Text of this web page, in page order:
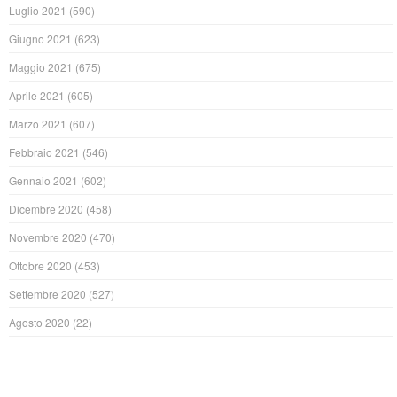
Luglio 2021 (590)
Giugno 2021 (623)
Maggio 2021 (675)
Aprile 2021 (605)
Marzo 2021 (607)
Febbraio 2021 (546)
Gennaio 2021 (602)
Dicembre 2020 (458)
Novembre 2020 (470)
Ottobre 2020 (453)
Settembre 2020 (527)
Agosto 2020 (22)